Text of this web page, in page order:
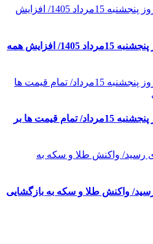
قیمت طلا و سکه امروز پنجشنبه 15مرداد 1405/ افزایش همه
قیمت طلا و سکه امروز پنجشنبه 15مرداد/ تمام قیمت ها بر
واکنش طلا و سکه به بازگشایی